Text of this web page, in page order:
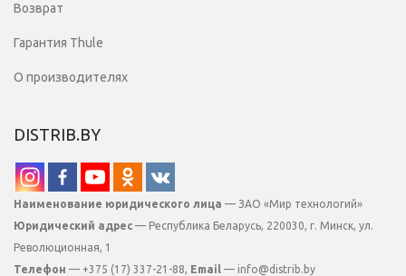
Возврат
Гарантия Thule
О производителях
DISTRIB.BY
Наименование юридического лица — ЗАО «Мир технологий»
Юридический адрес — Республика Беларусь, 220030, г. Минск, ул.
Революционная, 1
Телефон — +375 (17) 337-21-88, Email — info@distrib.by